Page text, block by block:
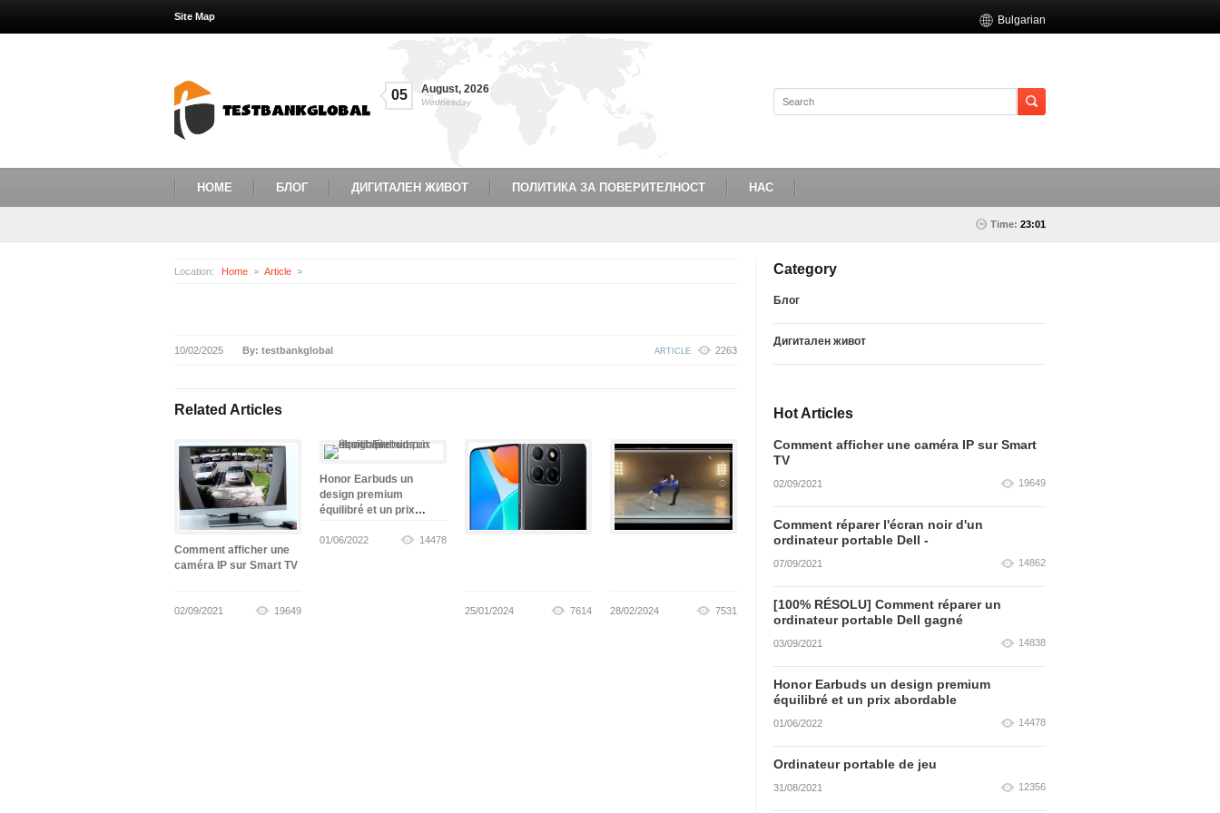
Site Map Bulgarian
05 August, 2026
Wednesday
HOME БЛОГ ДИГИТАЛЕН ЖИВОТ ПОЛИТИКА ЗА ПОВЕРИТЕЛНОСТ НАС
Time: 23:01
Location: Home Article
10/02/2025 By: testbankglobal ARTICLE 2263
Related Articles
Comment afficher une
caméra IP sur Smart TV
02/09/2021 19649
Honor Earbuds un
design premium
équilibré et un prix
01/06/2022 14478
25/01/2024 7614 28/02/2024 7531
Category
Блог
Дигитален живот
Hot Articles
Comment afficher une caméra IP sur Smart
TV
02/09/2021 19649
Comment réparer l'écran noir d'un
ordinateur portable Dell -
07/09/2021 14862
[100% RÉSOLU] Comment réparer un
ordinateur portable Dell gagné
03/09/2021 14838
Honor Earbuds un design premium
équilibré et un prix abordable
01/06/2022 14478
Ordinateur portable de jeu
31/08/2021 12356